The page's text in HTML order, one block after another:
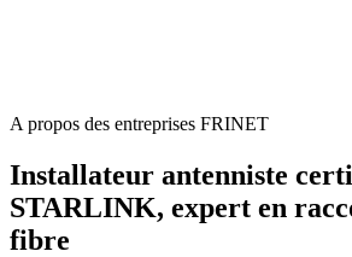
A propos des entreprises FRINET
Installateur antenniste
STARLINK, expert en
fibre